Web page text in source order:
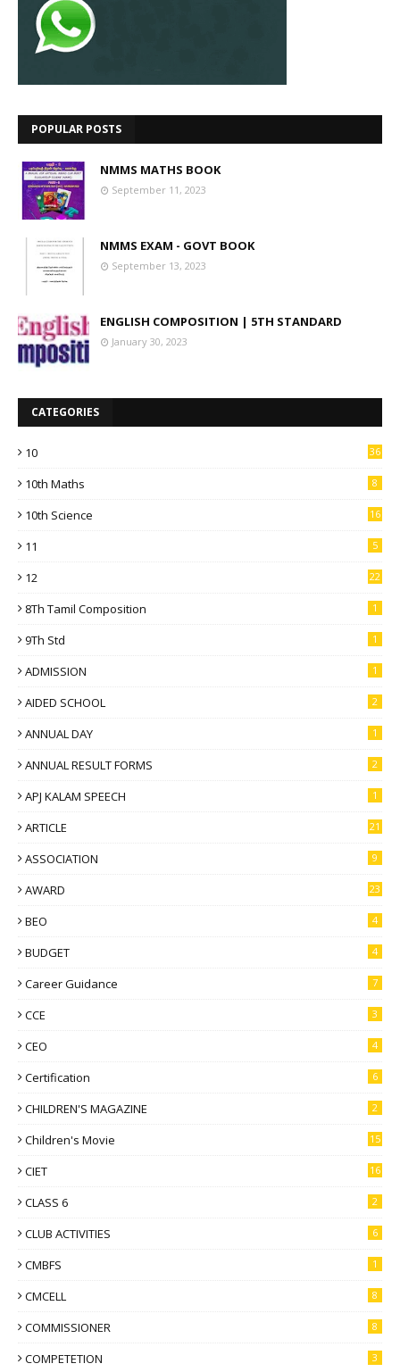
POPULAR POSTS
NMMS MATHS BOOK
September 11, 2023
NMMS EXAM - GOVT BOOK
September 13, 2023
ENGLISH COMPOSITION | 5TH STANDARD
January 30, 2023
CATEGORIES
10 36
10th Maths 8
10th Science 16
11 5
12 22
8Th Tamil Composition 1
9Th Std 1
ADMISSION 1
AIDED SCHOOL 2
ANNUAL DAY 1
ANNUAL RESULT FORMS 2
APJ KALAM SPEECH 1
ARTICLE 21
ASSOCIATION 9
AWARD 23
BEO 4
BUDGET 4
Career Guidance 7
CCE 3
CEO 4
Certification 6
CHILDREN'S MAGAZINE 2
Children's Movie 15
CIET 16
CLASS 6 2
CLUB ACTIVITIES 6
CMBFS 1
CMCELL 8
COMMISSIONER 8
COMPETETION 3